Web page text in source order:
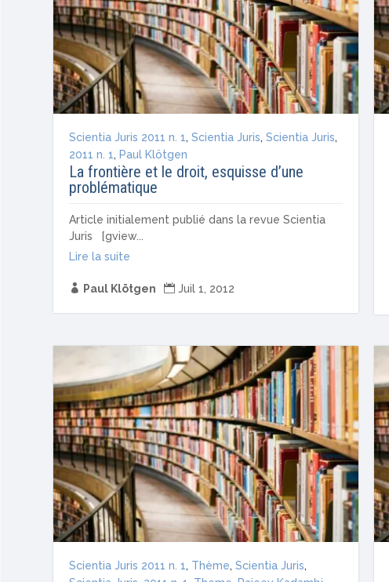
Scientia Juris 2011 n. 1,Scientia Juris,Scientia Juris,
2011 n. 1, Paul Klötgen
La frontière et le droit, esquisse d’une
problématique
Article initialement publié dans la revue Scientia
Juris [gview...
Lire la suite
 Paul Klötgen  Juil 1, 2012
Scientia Juris 2011 n. 1, Thème,Scientia Juris,